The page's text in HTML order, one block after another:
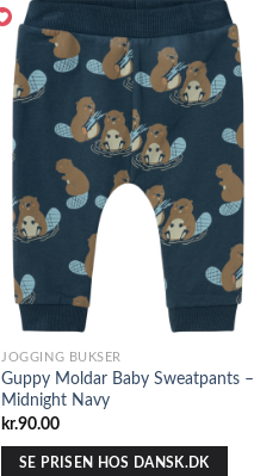
JOGGING BUKSER
Guppy Moldar Baby Sweatpants –
Midnight Navy
kr.90.00
SE PRISEN HOS DANSK.DK